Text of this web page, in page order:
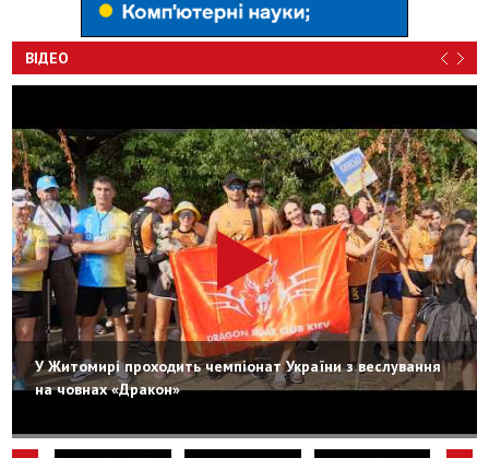
ВІДЕО
У Житомирі проходить чемпіонат України з веслування
на човнах «Дракон»